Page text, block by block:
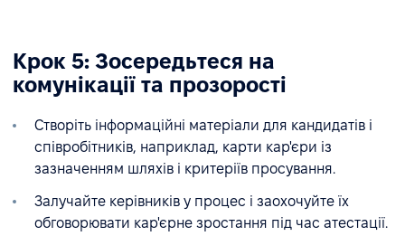
Крок 5: Зосередьтеся на
комунікації та прозорості
Створіть інформаційні матеріали для кандидатів і
співробітників, наприклад, карти кар'єри із
зазначенням шляхів і критеріїв просування.
Залучайте керівників у процес і заохочуйте їх
обговорювати кар'єрне зростання під час атестації.